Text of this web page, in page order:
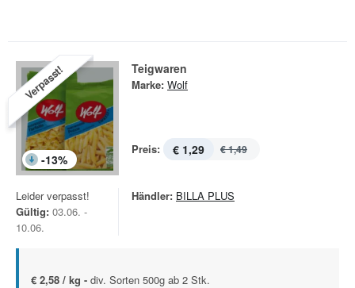
Verpasst!
-13%
Teigwaren
Marke: Wolf
Preis: € 1,29 € 1,49
Leider verpasst!
Gültig: 03.06. -
10.06.
Händler: BILLA PLUS
€ 2,58 / kg - div. Sorten 500g ab 2 Stk.